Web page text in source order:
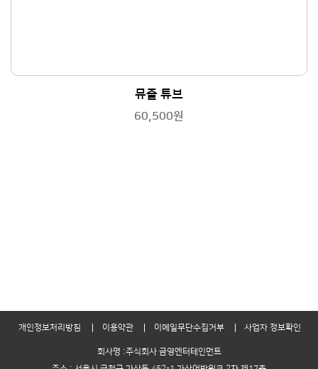
뮤즐 튜브
60,500원
개인정보처리방침 이용약관 이메일무단수집거부 사업자 정보확인
회사명 :주식회사 금영엔터테인먼트